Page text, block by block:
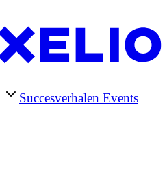
Succesverhalen Events